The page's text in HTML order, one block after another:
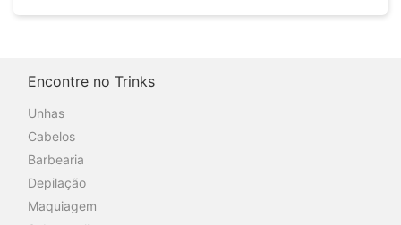
Encontre no Trinks
Unhas
Cabelos
Barbearia
Depilação
Maquiagem